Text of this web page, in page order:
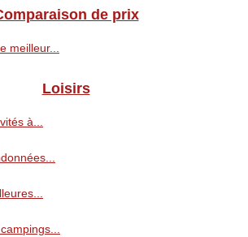
de prix
meilleur...
Loisirs
à...